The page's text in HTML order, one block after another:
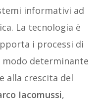
informativi ad
La tecnologia è
i processi di
modo determinante
alla crescita del
Iacomussi,